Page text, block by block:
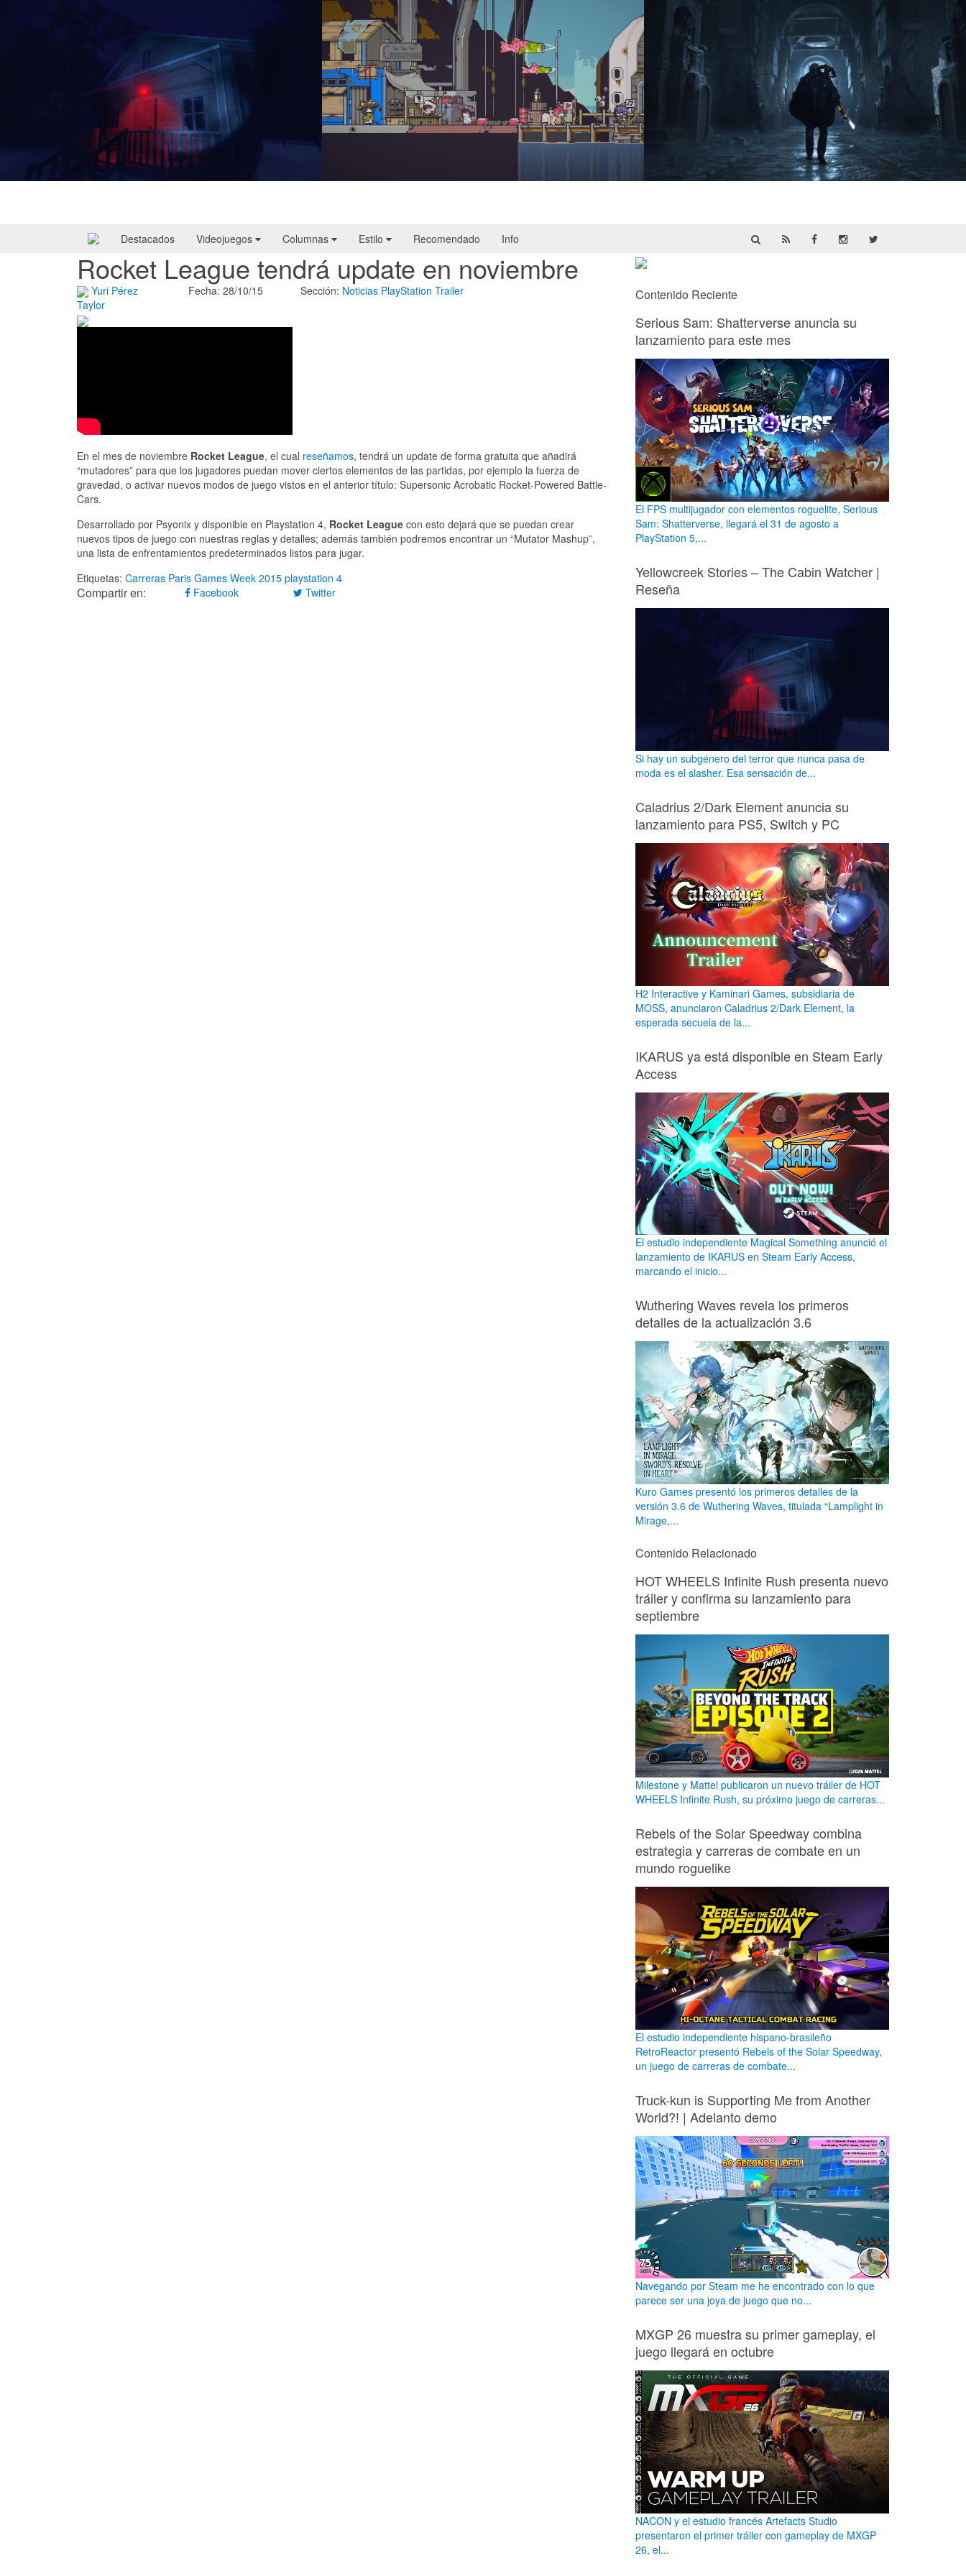
Destacados Videojuegos Columnas Estilo Recomendado Info
Rocket League tendrá update en noviembre
Yuri Pérez
Taylor
Fecha: 28/10/15 Sección: Noticias PlayStation Trailer
En el mes de noviembre Rocket League, el cual reseñamos, tendrá un update de forma gratuita que añadirá
“mutadores” para que los jugadores puedan mover ciertos elementos de las partidas, por ejemplo la fuerza de
gravedad, o activar nuevos modos de juego vistos en el anterior título: Supersonic Acrobatic Rocket-Powered Battle-
Cars.
Desarrollado por Psyonix y disponible en Playstation 4, Rocket League con esto dejará que se puedan crear
nuevos tipos de juego con nuestras reglas y detalles; además también podremos encontrar un “Mutator Mashup”,
una lista de enfrentamientos predeterminados listos para jugar.
Etiquetas: Carreras Paris Games Week 2015 playstation 4
Compartir en: Facebook Twitter
Contenido Reciente
Serious Sam: Shatterverse anuncia su
lanzamiento para este mes
El FPS multijugador con elementos roguelite, Serious
Sam: Shatterverse, llegará el 31 de agosto a
PlayStation 5,...
Yellowcreek Stories – The Cabin Watcher |
Reseña
Si hay un subgénero del terror que nunca pasa de
moda es el slasher. Esa sensación de...
Caladrius 2/Dark Element anuncia su
lanzamiento para PS5, Switch y PC
H2 Interactive y Kaminari Games, subsidiaria de
MOSS, anunciaron Caladrius 2/Dark Element, la
esperada secuela de la...
IKARUS ya está disponible en Steam Early
Access
El estudio independiente Magical Something anunció el
lanzamiento de IKARUS en Steam Early Access,
marcando el inicio...
Wuthering Waves revela los primeros
detalles de la actualización 3.6
Kuro Games presentó los primeros detalles de la
versión 3.6 de Wuthering Waves, titulada “Lamplight in
Mirage,...
Contenido Relacionado
HOT WHEELS Infinite Rush presenta nuevo
tráiler y confirma su lanzamiento para
septiembre
Milestone y Mattel publicaron un nuevo tráiler de HOT
WHEELS Infinite Rush, su próximo juego de carreras...
Rebels of the Solar Speedway combina
estrategia y carreras de combate en un
mundo roguelike
El estudio independiente hispano-brasileño
RetroReactor presentó Rebels of the Solar Speedway,
un juego de carreras de combate...
Truck-kun is Supporting Me from Another
World?! | Adelanto demo
Navegando por Steam me he encontrado con lo que
parece ser una joya de juego que no...
MXGP 26 muestra su primer gameplay, el
juego llegará en octubre
NACON y el estudio francés Artefacts Studio
presentaron el primer tráiler con gameplay de MXGP
26, el...